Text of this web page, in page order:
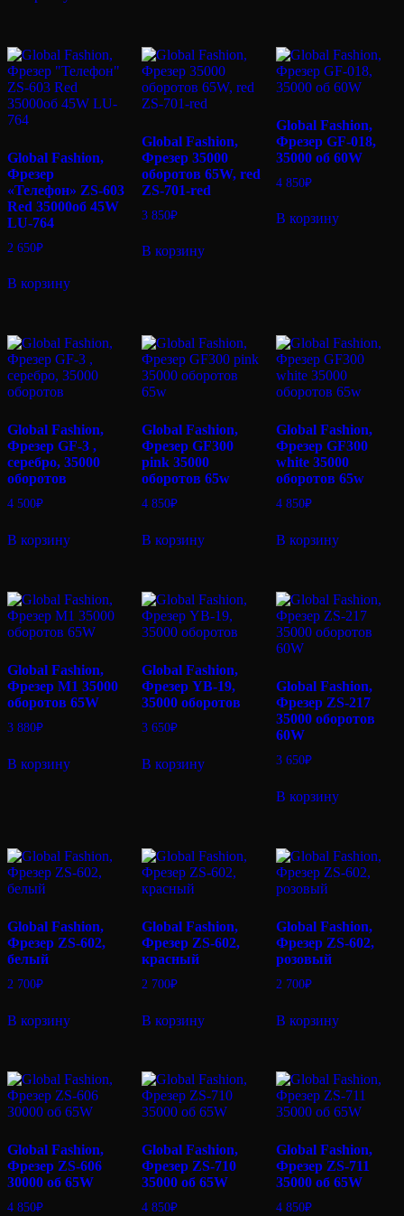
Global Fashion,
Фрезер
«Телефон» ZS-603
Red 35000об 45W
LU-764
2 650₽
В корзину
Global Fashion,
Фрезер 35000
оборотов 65W, red
ZS-701-red
3 850₽
В корзину
Global Fashion,
Фрезер GF-018,
35000 об 60W
4 850₽
В корзину
Global Fashion,
Фрезер GF-3 ,
серебро, 35000
оборотов
4 500₽
В корзину
Global Fashion,
Фрезер GF300
pink 35000
оборотов 65w
4 850₽
В корзину
Global Fashion,
Фрезер GF300
white 35000
оборотов 65w
4 850₽
В корзину
Global Fashion,
Фрезер M1 35000
оборотов 65W
3 880₽
В корзину
Global Fashion,
Фрезер YB-19,
35000 оборотов
3 650₽
В корзину
Global Fashion,
Фрезер ZS-217
35000 оборотов
60W
3 650₽
В корзину
Global Fashion,
Фрезер ZS-602,
белый
2 700₽
В корзину
Global Fashion,
Фрезер ZS-602,
красный
2 700₽
В корзину
Global Fashion,
Фрезер ZS-602,
розовый
2 700₽
В корзину
Global Fashion,
Фрезер ZS-606
30000 об 65W
4 850₽
Global Fashion,
Фрезер ZS-710
35000 об 65W
4 850₽
Global Fashion,
Фрезер ZS-711
35000 об 65W
4 850₽